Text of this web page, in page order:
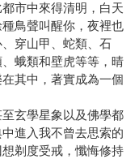
市中來得清明，白天
鳥聲叫醒你，夜裡也
穿山甲、蛇類、石
蛾類和壁虎等等，晴
其中，著實成為一個
玄學星象以及佛學都
進入我不曾去思索的
剃度受戒，懺悔修持